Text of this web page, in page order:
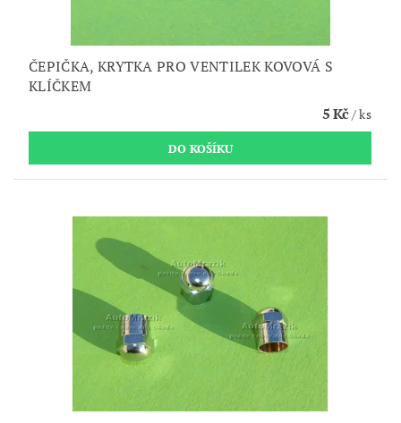
ČEPIČKA, KRYTKA PRO VENTILEK KOVOVÁ S
KLÍČKEM
5 Kč/ ks